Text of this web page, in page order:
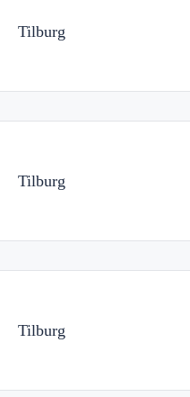
Tilburg
Tilburg
Tilburg